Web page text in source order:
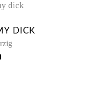
DICK